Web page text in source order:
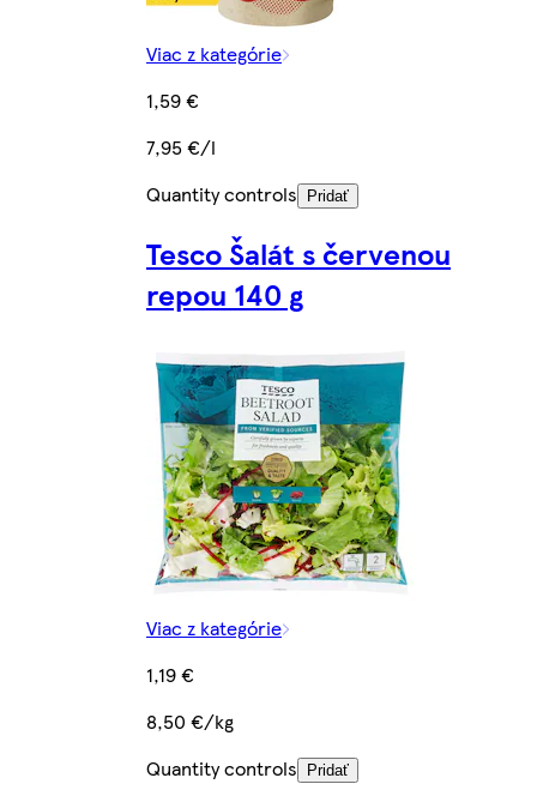
Viac z kategórie
1,59 €
7,95 €/l
Quantity controls
Pridať
Tesco Šalát s červenou
repou 140 g
Viac z kategórie
1,19 €
8,50 €/kg
Quantity controls
Pridať